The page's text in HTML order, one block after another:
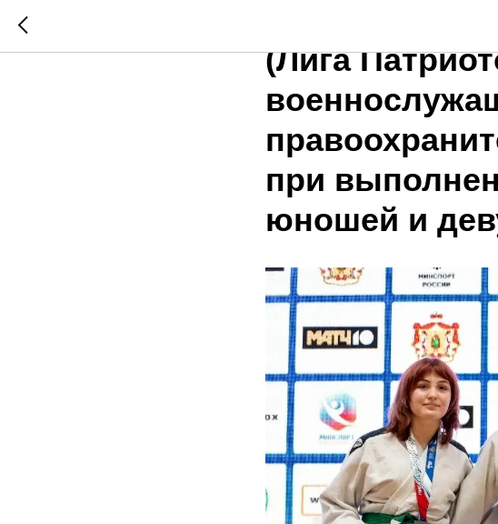
(Лига
при
юношей и